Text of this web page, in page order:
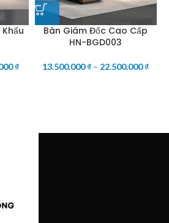
₫
Bàn Giám Đốc Cao Cấp
HN-BGD003
13.500.000₫ – 22.500.000₫